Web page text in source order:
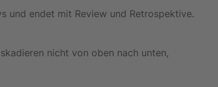
und endet mit Review und Retrospektive.
nicht von oben nach unten,